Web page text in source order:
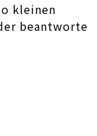
kleinen
beantworte